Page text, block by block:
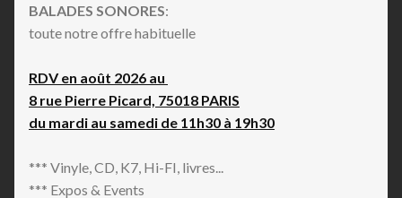
BALADES SONORES:
toute notre offre habituelle
RDV en août 2026 au
8 rue Pierre Picard, 75018 PARIS
du mardi au samedi de 11h30 à 19h30
*** Vinyle, CD, K7, Hi-FI, livres...
*** Expos & Events